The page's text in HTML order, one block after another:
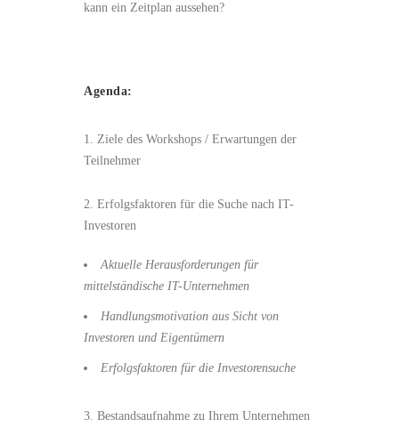
kann ein Zeitplan aussehen?
Agenda:
1. Ziele des Workshops / Erwartungen der
Teilnehmer
2. Erfolgsfaktoren für die Suche nach IT-
Investoren
Aktuelle Herausforderungen für
mittelständische IT-Unternehmen
Handlungsmotivation aus Sicht von
Investoren und Eigentümern
Erfolgsfaktoren für die Investorensuche
3. Bestandsaufnahme zu Ihrem Unternehmen